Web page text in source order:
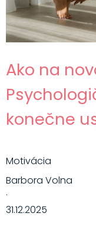
Ako na
konečne
Motivácia
Barbora Volna
·
31.12.2025